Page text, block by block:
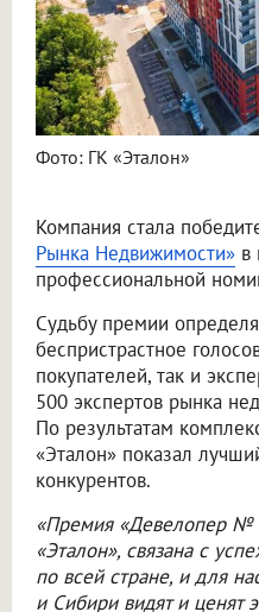
Фото: ГК «Эталон»
Компания стала
Рынка Недвижимости» в
профессиональной
Судьбу премии
беспристрастное
покупателей, так и
500 экспертов рынка
По результатам
«Эталон» показал
конкурентов.
«Премия «Девелопер №
«Эталон», связана с
по всей стране, и для
и Сибири видят и ценят